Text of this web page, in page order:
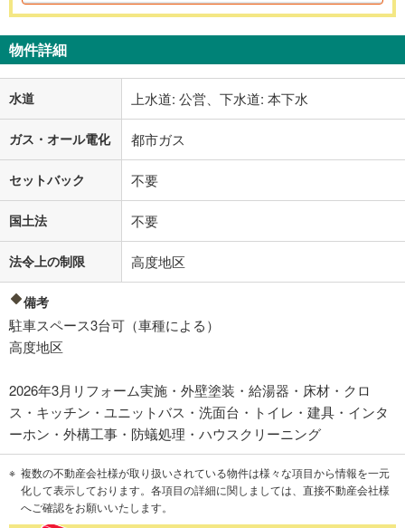
物件詳細
水道 上水道: 公営、下水道: 本下水
ガス・オール電化 都市ガス
セットバック 不要
国土法 不要
法令上の制限 高度地区
備考
駐車スペース3台可（車種による）
高度地区
2026年3月リフォーム実施・外壁塗装・給湯器・床材・クロ
ス・キッチン・ユニットバス・洗面台・トイレ・建具・インタ
ーホン・外構工事・防蟻処理・ハウスクリーニング
複数の不動産会社様が取り扱いされている物件は様々な項目から情報を一元
化して表示しております。各項目の詳細に関しましては、直接不動産会社様
へご確認をお願いいたします。